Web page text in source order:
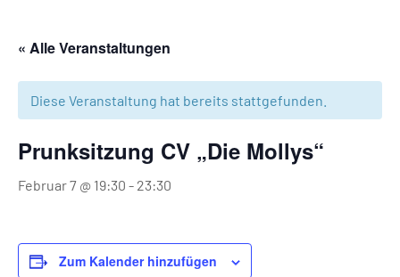
« Alle Veranstaltungen
Diese Veranstaltung hat bereits stattgefunden.
Prunksitzung CV „Die Mollys“
Februar 7 @ 19:30 - 23:30
Zum Kalender hinzufügen